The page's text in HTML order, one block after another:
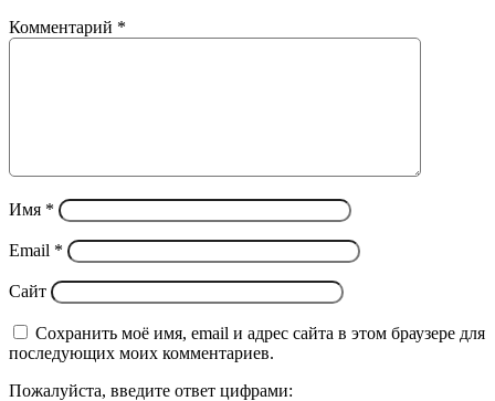
Комментарий *
Имя *
Email *
Сайт
Сохранить моё имя, email и адрес сайта в этом браузере для
последующих моих комментариев.
Пожалуйста, введите ответ цифрами: